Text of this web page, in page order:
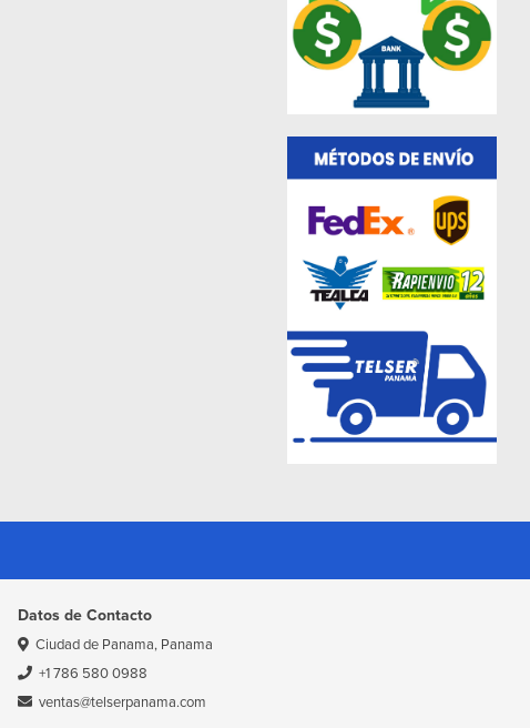
Datos de Contacto
Ciudad de Panama, Panama
+1 786 580 0988
ventas@telserpanama.com